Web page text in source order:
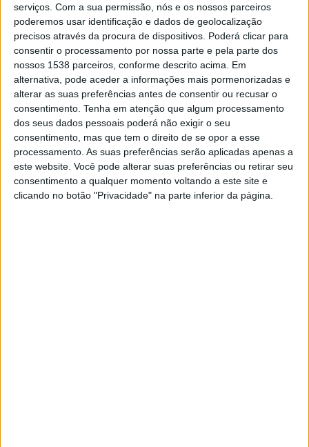
serviços. Com a sua permissão, nós e os nossos parceiros
poderemos usar identificação e dados de geolocalização
precisos através da procura de dispositivos. Poderá clicar para
consentir o processamento por nossa parte e pela parte dos
nossos 1538 parceiros, conforme descrito acima. Em
alternativa, pode aceder a informações mais pormenorizadas e
alterar as suas preferências antes de consentir ou recusar o
consentimento. Tenha em atenção que algum processamento
dos seus dados pessoais poderá não exigir o seu
consentimento, mas que tem o direito de se opor a esse
processamento. As suas preferências serão aplicadas apenas a
este website. Você pode alterar suas preferências ou retirar seu
consentimento a qualquer momento voltando a este site e
clicando no botão "Privacidade" na parte inferior da página.
mudanças estruturais para que o interior não continue de
mãos estendidas e possa mostrar as riquezas que tem a
dar ao país. A governante assumiu ainda as dificuldades
dos empresários em instalar-se nestes territórios e
afirmou que quem cá vive não pode ser prejudicado.
Ana Abrunhosa assumiu o compromisso de tudo fazer para
proporcionar maior qualidade de vida neste território
porque, como afirmou, tem que se tratar de forma diferente